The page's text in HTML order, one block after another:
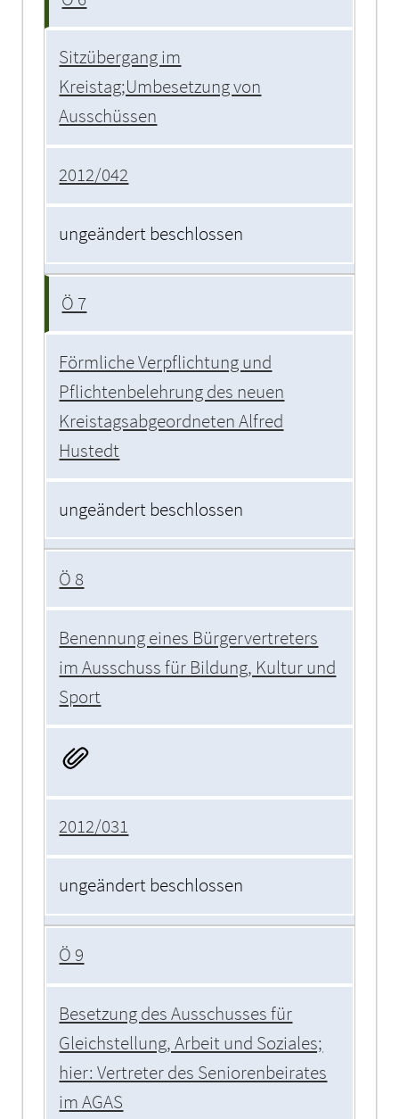
Sitzübergang im
Kreistag;Umbesetzung von
Ausschüssen
2012/042
ungeändert beschlossen
Ö 7
Förmliche Verpflichtung und
Pflichtenbelehrung des neuen
Kreistagsabgeordneten Alfred
Hustedt
ungeändert beschlossen
Ö 8
Benennung eines Bürgervertreters
im Ausschuss für Bildung, Kultur und
Sport
2012/031
ungeändert beschlossen
Ö 9
Besetzung des Ausschusses für
Gleichstellung, Arbeit und Soziales;
hier: Vertreter des Seniorenbeirates
im AGAS